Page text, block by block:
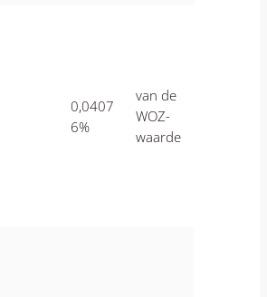
0,0407
6%
van de
WOZ-
waarde